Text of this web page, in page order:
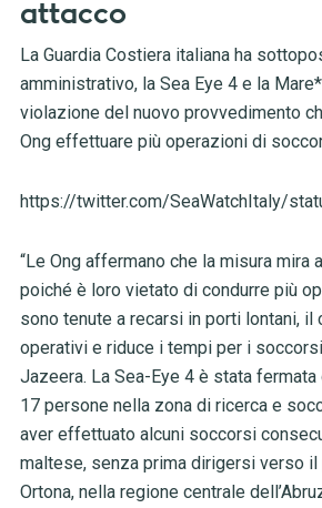
attacco
La Guardia Costiera italiana ha
amministrativo, la Sea Eye 4 e la
violazione del nuovo provvedimento
Ong effettuare più operazioni di
https://twitter.com/SeaWatchItaly/
“Le Ong affermano che la misura mira
poiché è loro vietato di condurre più
sono tenute a recarsi in porti lontani, il
operativi e riduce i tempi per i
Jazeera. La Sea-Eye 4 è stata
17 persone nella zona di ricerca e
aver effettuato alcuni soccorsi
maltese, senza prima dirigersi verso
Ortona, nella regione centrale